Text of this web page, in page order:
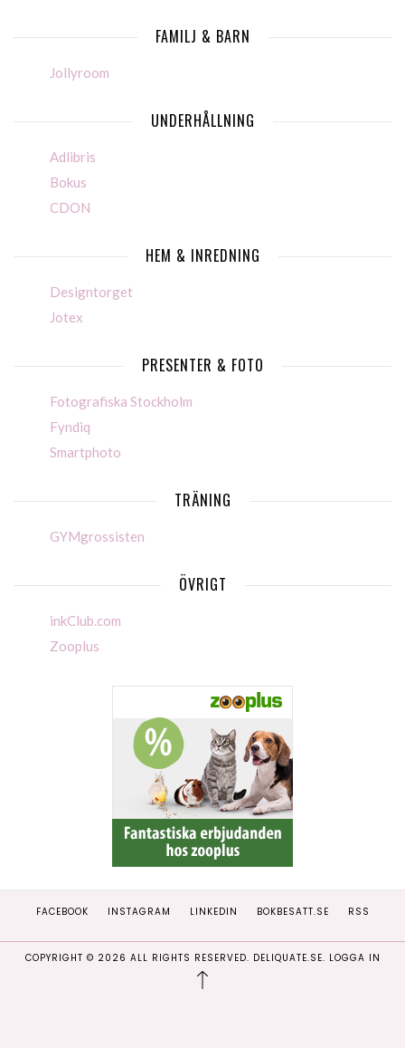
FAMILJ & BARN
Jollyroom
UNDERHÅLLNING
Adlibris
Bokus
CDON
HEM & INREDNING
Designtorget
Jotex
PRESENTER & FOTO
Fotografiska Stockholm
Fyndiq
Smartphoto
TRÄNING
GYMgrossisten
ÖVRIGT
inkClub.com
Zooplus
FACEBOOK INSTAGRAM LINKEDIN BOKBESATT.SE RSS
COPYRIGHT © 2026 ALL RIGHTS RESERVED. DELIQUATE.SE. LOGGA IN